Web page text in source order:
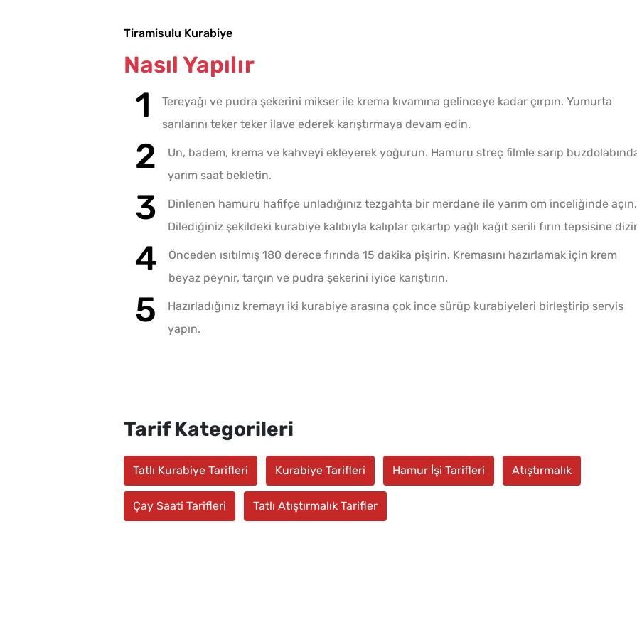
Tiramisulu Kurabiye
Nasıl Yapılır
Tereyağı ve pudra şekerini mikser ile krema kıvamına gelinceye kadar çırpın. Yumurta
sarılarını teker teker ilave ederek karıştırmaya devam edin.
Un, badem, krema ve kahveyi ekleyerek yoğurun. Hamuru streç filmle sarıp
yarım saat bekletin.
Dinlenen hamuru hafifçe unladığınız tezgahta bir merdane ile yarım cm inceliğinde açın.
Dilediğiniz şekildeki kurabiye kalıbıyla kalıplar çıkartıp yağlı kağıt serili fırın tepsisine
Önceden ısıtılmış 180 derece fırında 15 dakika pişirin. Kremasını hazırlamak için krem
beyaz peynir, tarçın ve pudra şekerini iyice karıştırın.
Hazırladığınız kremayı iki kurabiye arasına çok ince sürüp kurabiyeleri birleştirip servis
yapın.
Tarif Kategorileri
Tatlı Kurabiye Tarifleri Kurabiye Tarifleri Hamur İşi Tarifleri Atıştırmalık
Çay Saati Tarifleri Tatlı Atıştırmalık Tarifler